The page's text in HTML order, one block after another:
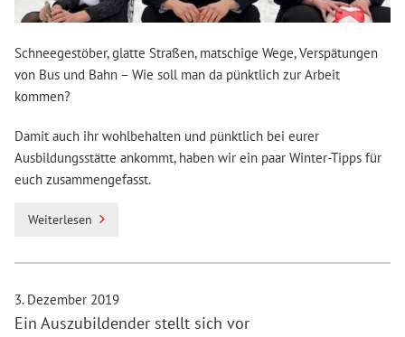
Schneegestöber, glatte Straßen, matschige Wege, Verspätungen
von Bus und Bahn – Wie soll man da pünktlich zur Arbeit
kommen?
Damit auch ihr wohlbehalten und pünktlich bei eurer
Ausbildungsstätte ankommt, haben wir ein paar Winter-Tipps für
euch zusammengefasst.
Weiterlesen
3. Dezember 2019
Ein Auszubildender stellt sich vor